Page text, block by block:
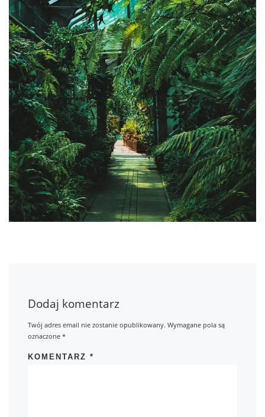
Dodaj komentarz
Twój adres email nie zostanie opublikowany. Wymagane pola są
oznaczone*
KOMENTARZ*